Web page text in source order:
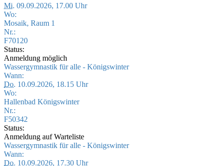
Mi. 09.09.2026, 17.00 Uhr
Wo:
Mosaik, Raum 1
Nr.:
F70120
Status:
Anmeldung möglich
Wassergymnastik für alle - Königswinter
Wann:
Do. 10.09.2026, 18.15 Uhr
Wo:
Hallenbad Königswinter
Nr.:
F50342
Status:
Anmeldung auf Warteliste
Wassergymnastik für alle - Königswinter
Wann:
Do. 10.09.2026, 17.30 Uhr